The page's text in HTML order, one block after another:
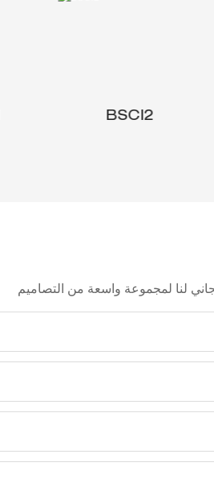
BSCI2